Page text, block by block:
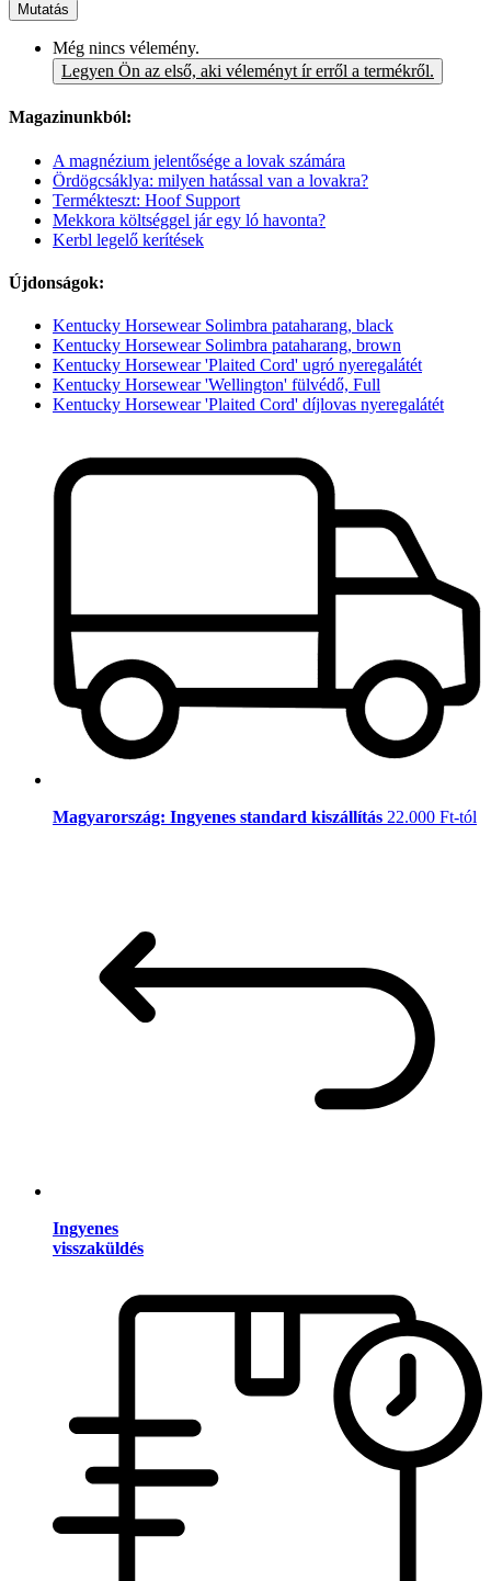
Mutatás
Még nincs vélemény.
Legyen Ön az első, aki véleményt ír erről a termékről.
Magazinunkból:
A magnézium jelentősége a lovak számára
Ördögcsáklya: milyen hatással van a lovakra?
Termékteszt: Hoof Support
Mekkora költséggel jár egy ló havonta?
Kerbl legelő kerítések
Újdonságok:
Kentucky Horsewear Solimbra pataharang, black
Kentucky Horsewear Solimbra pataharang, brown
Kentucky Horsewear 'Plaited Cord' ugró nyeregalátét
Kentucky Horsewear 'Wellington' fülvédő, Full
Kentucky Horsewear 'Plaited Cord' díjlovas nyeregalátét
Magyarország: Ingyenes standard kiszállítás 22.000 Ft-tól
Ingyenes
visszaküldés